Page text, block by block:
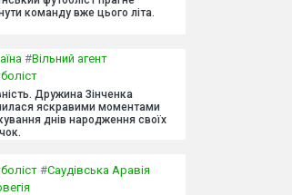
команду вже цього літа.
#Вільний агент
Дружина Зінченка
яскравими моментами
днів народження своїх
#Саудівська Аравія